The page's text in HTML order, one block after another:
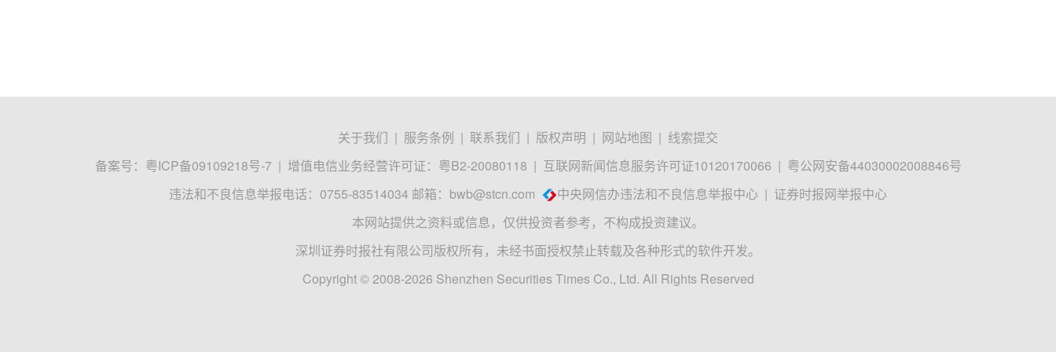
关于我们 | 服务条例 | 联系我们 | 版权声明 | 网站地图 | 线索提交
备案号： 粤ICP备09109218号-7 | 增值电信业务经营许可证：粤B2-20080118 | 互联网新闻信息服务许可证10120170066 | 粤公网安备44030002008846号
违法和不良信息举报电话：0755-83514034 邮箱： bwb@stcn.com 中央网信办违法和不良信息举报中心 | 证券时报网举报中心
本网站提供之资料或信息，仅供投资者参考，不构成投资建议。
深圳证券时报社有限公司版权所有，未经书面授权禁止转载及各种形式的软件开发。
Copyright © 2008-2026 Shenzhen Securities Times Co., Ltd. All Rights Reserved